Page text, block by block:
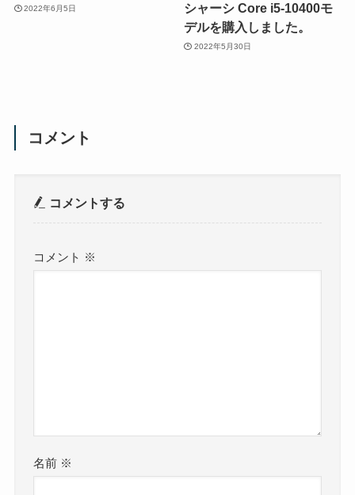
2022年6月5日
シャーシ Core i5-10400モ
デルを購入しました。
2022年5月30日
コメント
コメントする
コメント ※
名前 ※